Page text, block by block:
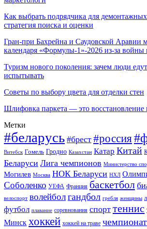
Как выбрать подрядчика для
стратегия поиска и оценки
Гран-при Бахрейна и Саудовской Аравии
календаря «Формулы-1»-2026 из-за войны
Туризм нового поколения: зачем люди
испытывать
Советы по выбору цвета для отделки стен
Шлифовка паркета — это восстановление
Метки
#беларусь #брест #россия
Витебск Гомель Гродно Казахстан Катар Китай
Беларуси Лига чемпионов Министерство
Могилев Москва НОК Беларуси НХЛ
Соболенко УЕФА Франция баскетбол
велоспорт волейболгандбол гребля женщины
футбол плавание соревнования спорт теннис
Минск хоккей хоккей на траве